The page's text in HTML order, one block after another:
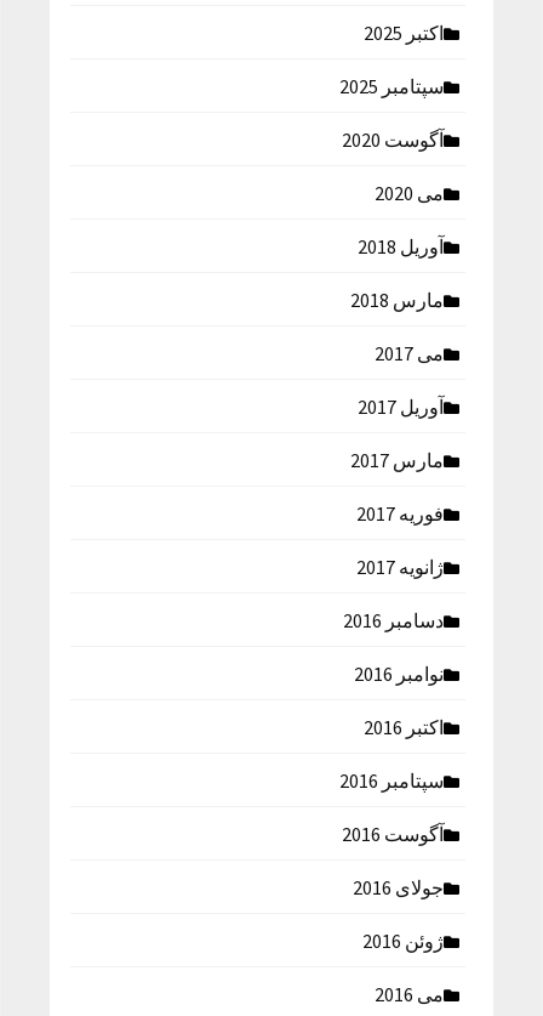
اکتبر 2025
سپتامبر 2025
آگوست 2020
می 2020
آوریل 2018
مارس 2018
می 2017
آوریل 2017
مارس 2017
فوریه 2017
ژانویه 2017
دسامبر 2016
نوامبر 2016
اکتبر 2016
سپتامبر 2016
آگوست 2016
جولای 2016
ژوئن 2016
می 2016